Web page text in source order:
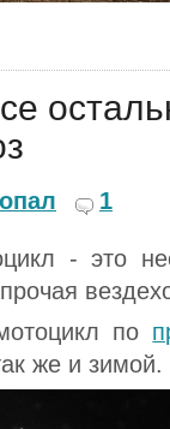
1
- это
по
же и зимой.